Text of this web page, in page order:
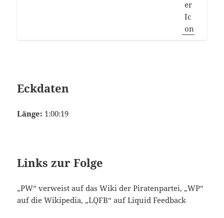
Eckdaten
Länge: 1:00:19
Links zur Folge
„PW“ verweist auf das Wiki der Piratenpartei, „WP“
auf die Wikipedia, „LQFB“ auf Liquid Feedback